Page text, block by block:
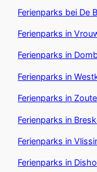
Ferienparks bei De
Ferienparks in
Ferienparks in
Ferienparks in
Ferienparks in
Ferienparks in
Ferienparks in
Ferienparks in